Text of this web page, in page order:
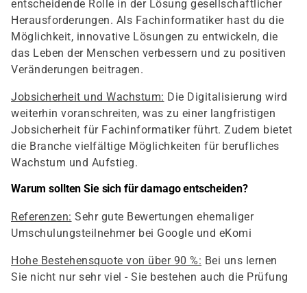
entscheidende Rolle in der Lösung gesellschaftlicher
Herausforderungen. Als Fachinformatiker hast du die
Möglichkeit, innovative Lösungen zu entwickeln, die
das Leben der Menschen verbessern und zu positiven
Veränderungen beitragen.
Jobsicherheit und Wachstum: Die Digitalisierung wird
weiterhin voranschreiten, was zu einer langfristigen
Jobsicherheit für Fachinformatiker führt. Zudem bietet
die Branche vielfältige Möglichkeiten für berufliches
Wachstum und Aufstieg.
Warum sollten Sie sich für damago entscheiden?
Referenzen: Sehr gute Bewertungen ehemaliger
Umschulungsteilnehmer bei Google und eKomi
Hohe Bestehensquote von über 90 %: Bei uns lernen
Sie nicht nur sehr viel - Sie bestehen auch die Prüfung